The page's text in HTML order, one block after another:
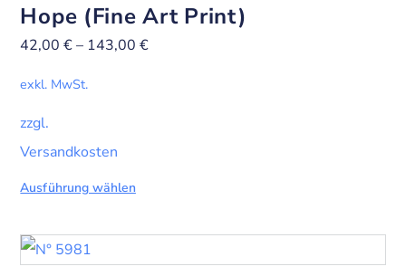
Hope (Fine Art Print)
42,00€– 143,00€
exkl. MwSt.
zzgl.
Versandkosten
Ausführung wählen